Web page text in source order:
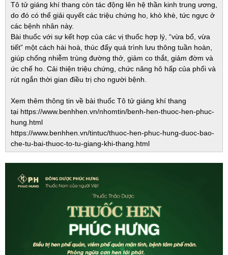
Tô tử giáng khí thang còn tác động lên hệ thần kinh trung ương,
do đó có thể giải quyết các triệu chứng ho, khò khè, tức ngực ở
các bệnh nhân này.
Bài thuốc với sự kết hợp của các vị thuốc hợp lý, “vừa bổ, vừa
tiết” một cách hài hoà, thúc đẩy quá trình lưu thông tuần hoàn,
giúp chống nhiễm trùng đường thở, giảm co thắt, giảm đờm và
ức chế ho. Cải thiện triệu chứng, chức năng hô hấp của phổi và
rút ngắn thời gian điều trị cho người bệnh.
Xem thêm thông tin về bài thuốc Tô tử giáng khí thang
tại https://www.benhhen.vn/nhomtin/benh-hen-thuoc-hen-phuc-
hung.html
https://www.benhhen.vn/tintuc/thuoc-hen-phuc-hung-duoc-bao-
che-tu-bai-thuoc-to-tu-giang-khi-thang.html